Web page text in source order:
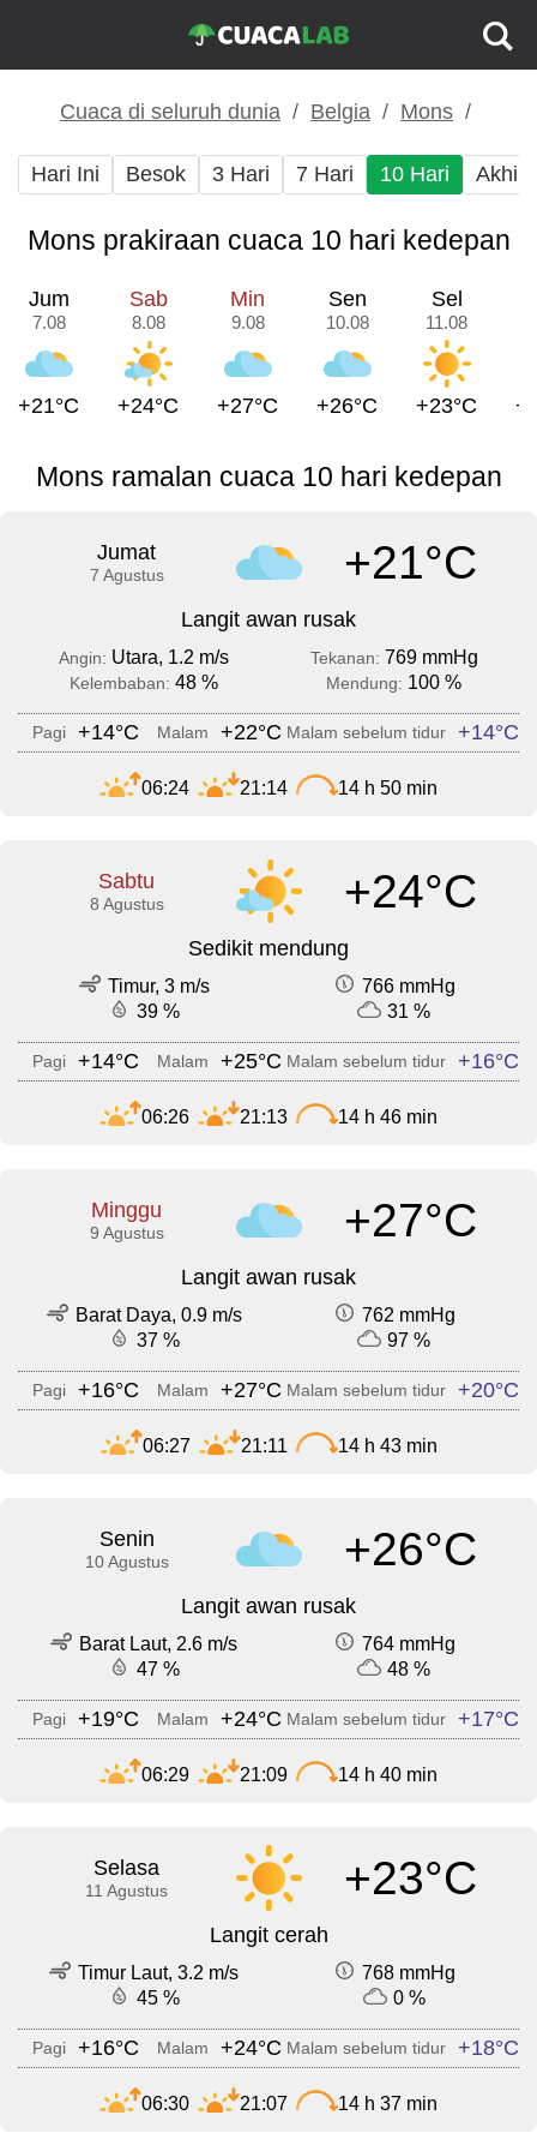
Cuaca di seluruh dunia Belgia Mons
Hari Ini Besok 3 Hari 7 Hari 10 Hari Akhir
Mons prakiraan cuaca 10 hari kedepan
Jum
7.08
+21°C
Sab
8.08
+24°C
Min
9.08
+27°C
Sen
10.08
+26°C
Sel
11.08
+23°C
Mons ramalan cuaca 10 hari kedepan
Jumat
7 Agustus +21°C
Langit awan rusak
Angin: Utara, 1.2 m/s Tekanan: 769 mmHg
Kelembaban: 48 % Mendung: 100 %
Pagi +14°C Malam +22°C Malam sebelum tidur +14°C
06:24 21:14 14 h 50 min
Sabtu
8 Agustus +24°C
Sedikit mendung
Timur, 3 m/s
766 mmHg
39 %
31 %
Pagi +14°C Malam +25°C Malam sebelum tidur +16°C
06:26 21:13 14 h 46 min
Minggu
9 Agustus +27°C
Langit awan rusak
Barat Daya, 0.9 m/s
762 mmHg
37 %
97 %
Pagi +16°C Malam +27°C Malam sebelum tidur +20°C
06:27 21:11 14 h 43 min
Senin
10 Agustus +26°C
Langit awan rusak
Barat Laut, 2.6 m/s
764 mmHg
47 %
48 %
Pagi +19°C Malam +24°C Malam sebelum tidur +17°C
06:29 21:09 14 h 40 min
Selasa
11 Agustus +23°C
Langit cerah
Timur Laut, 3.2 m/s
768 mmHg
45 %
0 %
Pagi +16°C Malam +24°C Malam sebelum tidur +18°C
06:30 21:07 14 h 37 min